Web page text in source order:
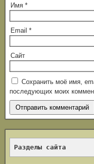
Имя *
Email *
Сайт
Сохранить моё имя,
последующих моих
Разделы сайта